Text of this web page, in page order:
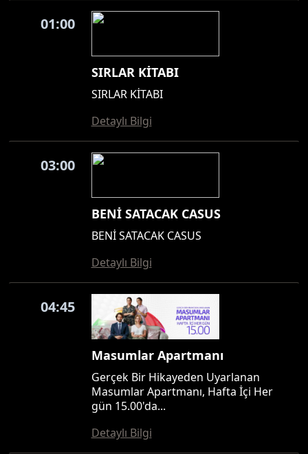
01:00
SIRLAR KİTABI
SIRLAR KİTABI
Detaylı Bilgi
03:00
BENİ SATACAK CASUS
BENİ SATACAK CASUS
Detaylı Bilgi
04:45
Masumlar Apartmanı
Gerçek Bir Hikayeden Uyarlanan
Masumlar Apartmanı, Hafta İçi Her
gün 15.00'da...
Detaylı Bilgi